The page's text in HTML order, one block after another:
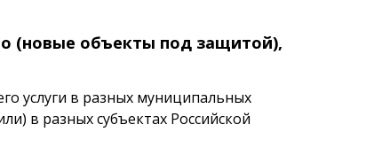
(новые объекты под защитой),
услуги в разных муниципальных
в разных субъектах Российской